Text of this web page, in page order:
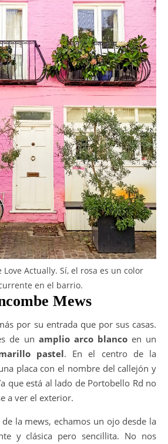
Love Actually. Sí, el rosa es un color
en el barrio.
Mews
por su entrada que por sus casas.
de un amplio arco blancoen un
pastel. En el centro de la
placa con el nombre del callejón y
que está al lado de Portobello Rd no
a ver el exterior.
la mews, echamos un ojo desde la
y clásica pero sencillita. No nos